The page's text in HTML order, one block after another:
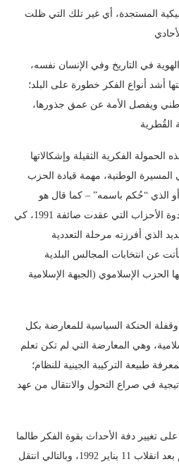
المستجدة، أي غير تلك التي ظلت
في التاريخ وفي الإنسان نفسه،
أشد أنواع الفكر خطورة على البلد؛
ويفصل الأمة عن عمق جذورها،
الفكرية الثقيلة وإشكالاتها
في المسيرة الوطنية، مهمة قيادة الحزب
أو الذي “حُكم باسمه” – كما قال هو
بنفسه في خطابه الشهير في ندوة الأحزاب التي عقدت صائفة 1991، كي
الذي أفرزته مرحلة التعددية
عن انتخابات المجالس البلدية
الحزب الإسلاموي (الجبهة الإسلامية
الحنكة السياسية للمعارضة بكل
وهي المعارضة التي لم تكن تعلم
طبيعة التركيبة الجينية للنظام؛
في صراع التحول والانتقال من عهد
تغيير دفة الأحداث بقوة الفكر طالما
أن فكر القوة هو من صار يحكم بعد انقلاب 11 يناير 1992، وبالتالي انتقل